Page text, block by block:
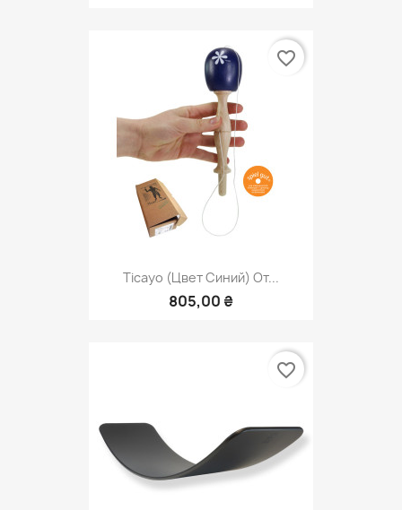
Ticayo (цвет Синий) От...
805,00 ₴
favorite_border
favorite_border